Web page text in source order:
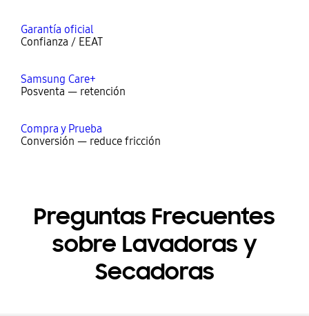
Garantía oficial
Confianza / EEAT
Samsung Care+
Posventa — retención
Compra y Prueba
Conversión — reduce fricción
Preguntas Frecuentes
sobre Lavadoras y
Secadoras